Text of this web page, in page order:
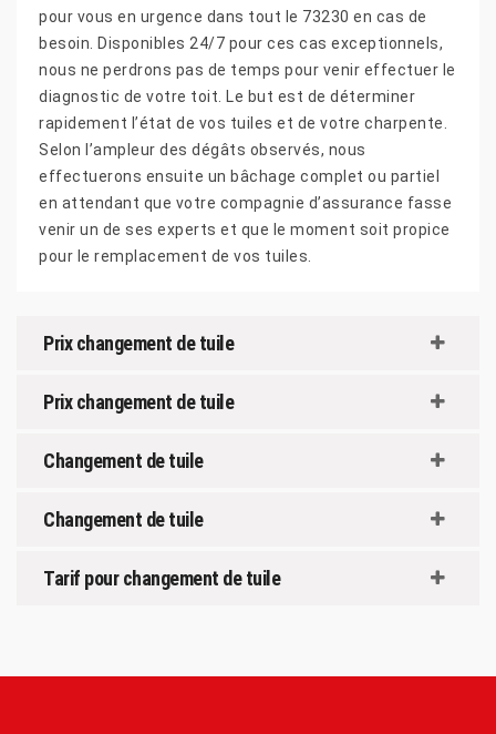
pour vous en urgence dans tout le 73230 en cas de
besoin. Disponibles 24/7 pour ces cas exceptionnels,
nous ne perdrons pas de temps pour venir effectuer le
diagnostic de votre toit. Le but est de déterminer
rapidement l’état de vos tuiles et de votre charpente.
Selon l’ampleur des dégâts observés, nous
effectuerons ensuite un bâchage complet ou partiel
en attendant que votre compagnie d’assurance fasse
venir un de ses experts et que le moment soit propice
pour le remplacement de vos tuiles.
Prix changement de tuile
Prix changement de tuile
Changement de tuile
Changement de tuile
Tarif pour changement de tuile